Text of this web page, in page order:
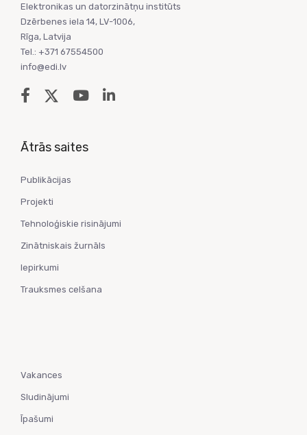
Elektronikas un datorzinātņu institūts
Dzērbenes iela 14, LV-1006,
Rīga, Latvija
Tel.: +371 67554500
info@edi.lv
Ātrās saites
Publikācijas
Projekti
Tehnoloģiskie risinājumi
Zinātniskais žurnāls
Iepirkumi
Trauksmes celšana
Vakances
Sludinājumi
Īpašumi